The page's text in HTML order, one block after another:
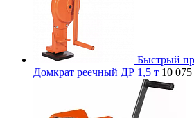
Быстрый
Домкрат реечный ДР 1,5 т 10